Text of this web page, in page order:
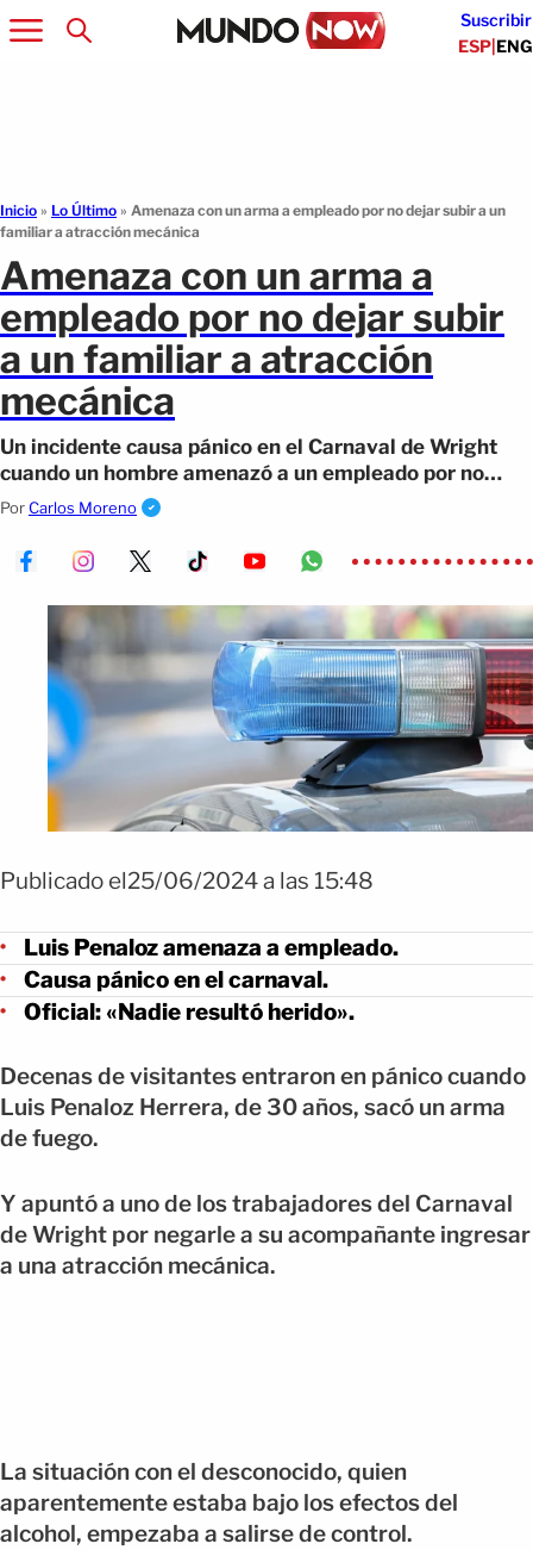
Suscribir
ESP|ENG
Inicio » Lo Último » Amenaza con un arma a empleado por no dejar subir a un
familiar a atracción mecánica
Amenaza con un arma a
empleado por no dejar subir
a un familiar a atracción
mecánica
Un incidente causa pánico en el Carnaval de Wright
cuando un hombre amenazó a un empleado por no
permitir el acceso a una atracción.
PorCarlos Moreno
Publicado el25/06/2024 a las 15:48
Luis Penaloz amenaza a empleado.
Causa pánico en el carnaval.
Oficial: «Nadie resultó herido».
Decenas de visitantes entraron en pánico cuando
Luis Penaloz Herrera, de 30 años, sacó un arma
de fuego.
Y apuntó a uno de los trabajadores del Carnaval
de Wright por negarle a su acompañante ingresar
a una atracción mecánica.
La situación con el desconocido, quien
aparentemente estaba bajo los efectos del
alcohol, empezaba a salirse de control.